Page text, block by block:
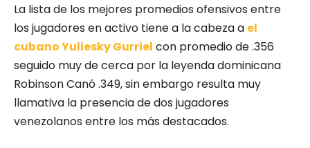
La lista de los mejores promedios ofensivos entre
los jugadores en activo tiene a la cabeza a el
cubano Yuliesky Gurriel con promedio de .356
seguido muy de cerca por la leyenda dominicana
Robinson Canó .349, sin embargo resulta muy
llamativa la presencia de dos jugadores
venezolanos entre los más destacados.